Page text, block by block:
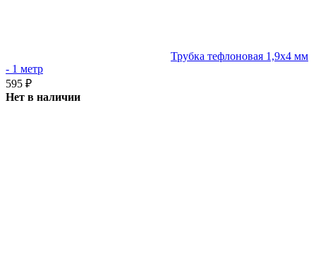
Трубка тефлоновая 1,9х4 мм
- 1 метр
595 ₽
Нет в наличии